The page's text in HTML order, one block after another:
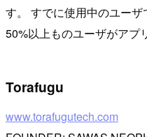
す。 すでに使用中のユーザ
50%以上ものユーザがアプ
Torafugu
www.torafugutech.com